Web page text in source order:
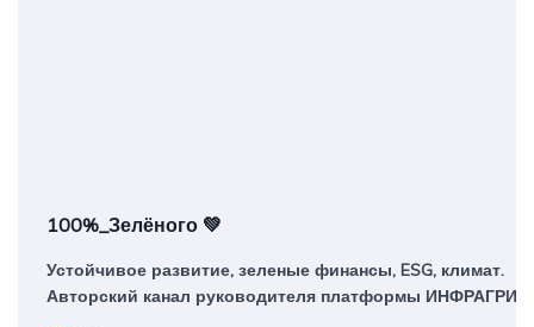
100%_Зелёного 💚
Устойчивое развитие, зеленые финансы, ESG, климат.
Авторский канал руководителя платформы ИНФРАГРИН